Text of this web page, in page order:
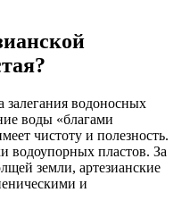
залегания водоносных
воды «благами
чистоту и полезность.
водоупорных пластов. За
земли, артезианские
и